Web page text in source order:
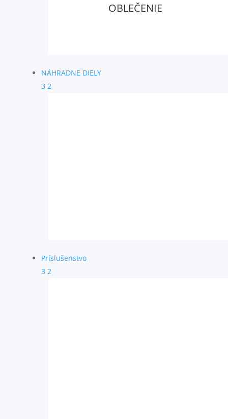
OBLEČENIE
NÁHRADNE DIELY
3 2
Príslušenstvo
3 2